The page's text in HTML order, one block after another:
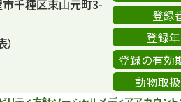
千種区東山元町3-
登録
登録
登録の有効
動物取